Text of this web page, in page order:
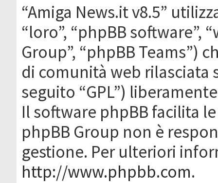
“Amiga News.it v8.5”
“loro”, “phpBB software”,
Group”, “phpBB Teams”)
di comunità web rilasciata
seguito “GPL”)
Il software phpBB facilita
phpBB Group non è
gestione. Per ulteriori
http://www.phpbb.com.